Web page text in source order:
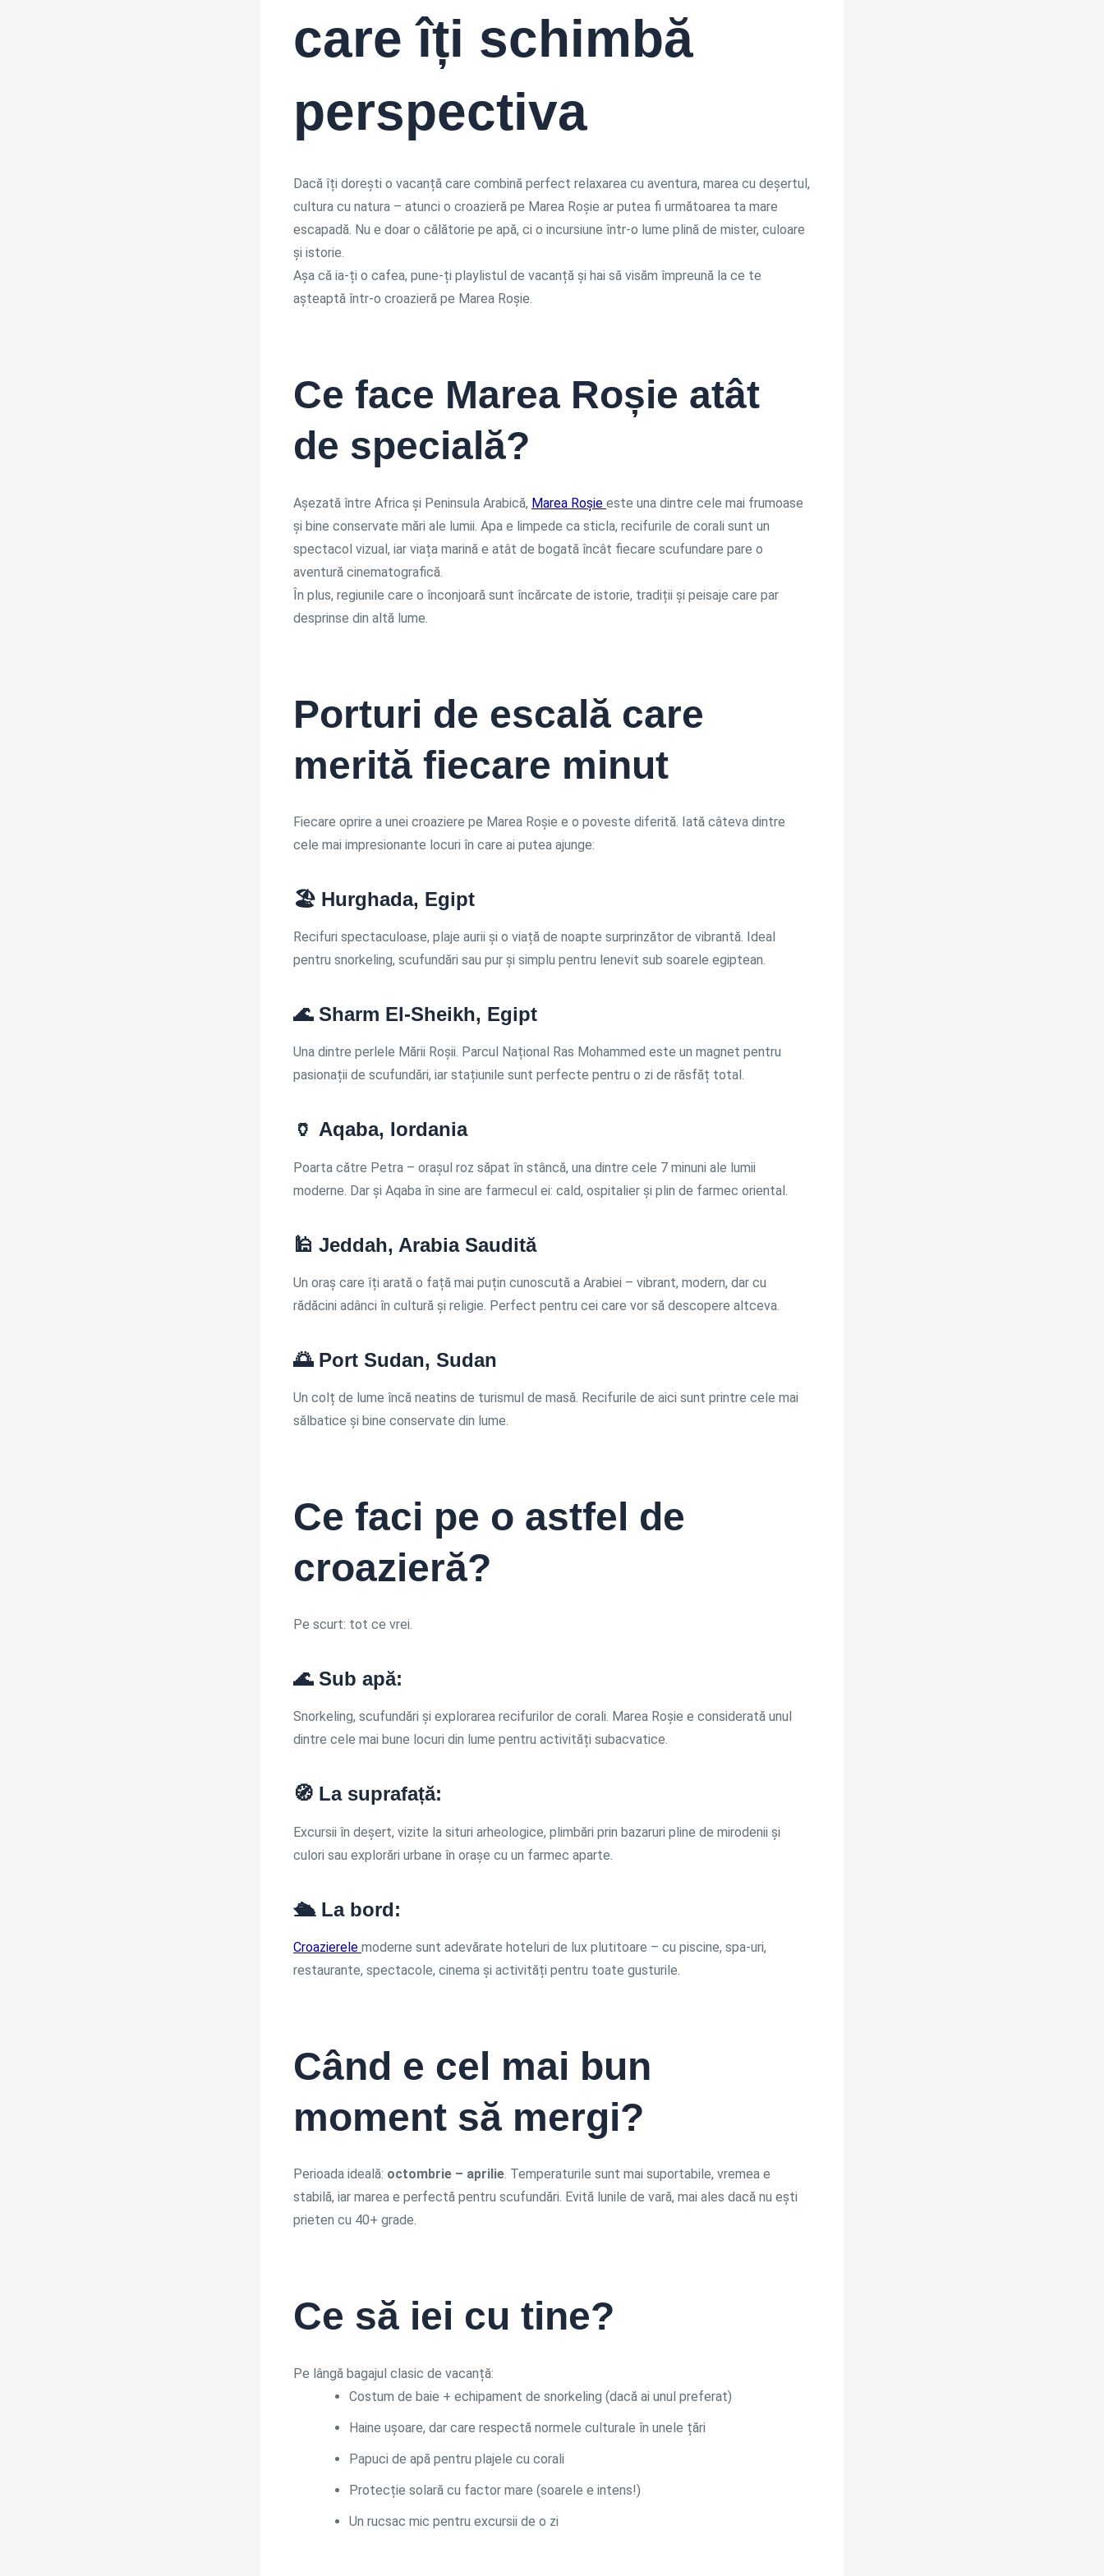
care îți schimbă
perspectiva
Dacă îți dorești o vacanță care combină perfect relaxarea cu aventura, marea cu deșertul,
cultura cu natura – atunci o croazieră pe Marea Roșie ar putea fi următoarea ta mare
escapadă. Nu e doar o călătorie pe apă, ci o incursiune într-o lume plină de mister, culoare
și istorie.
Așa că ia-ți o cafea, pune-ți playlistul de vacanță și hai să visăm împreună la ce te
așteaptă într-o croazieră pe Marea Roșie.
Ce face Marea Roșie atât
de specială?
Așezată între Africa și Peninsula Arabică, Marea Roșie este una dintre cele mai frumoase
și bine conservate mări ale lumii. Apa e limpede ca sticla, recifurile de corali sunt un
spectacol vizual, iar viața marină e atât de bogată încât fiecare scufundare pare o
aventură cinematografică.
În plus, regiunile care o înconjoară sunt încărcate de istorie, tradiții și peisaje care par
desprinse din altă lume.
Porturi de escală care
merită fiecare minut
Fiecare oprire a unei croaziere pe Marea Roșie e o poveste diferită. Iată câteva dintre
cele mai impresionante locuri în care ai putea ajunge:
🏖️ Hurghada, Egipt
Recifuri spectaculoase, plaje aurii și o viață de noapte surprinzător de vibrantă. Ideal
pentru snorkeling, scufundări sau pur și simplu pentru lenevit sub soarele egiptean.
🌊 Sharm El-Sheikh, Egipt
Una dintre perlele Mării Roșii. Parcul Național Ras Mohammed este un magnet pentru
pasionații de scufundări, iar stațiunile sunt perfecte pentru o zi de răsfăț total.
🏺 Aqaba, Iordania
Poarta către Petra – orașul roz săpat în stâncă, una dintre cele 7 minuni ale lumii
moderne. Dar și Aqaba în sine are farmecul ei: cald, ospitalier și plin de farmec oriental.
🕌 Jeddah, Arabia Saudită
Un oraș care îți arată o față mai puțin cunoscută a Arabiei – vibrant, modern, dar cu
rădăcini adânci în cultură și religie. Perfect pentru cei care vor să descopere altceva.
🌅 Port Sudan, Sudan
Un colț de lume încă neatins de turismul de masă. Recifurile de aici sunt printre cele mai
sălbatice și bine conservate din lume.
Ce faci pe o astfel de
croazieră?
Pe scurt: tot ce vrei.
🌊 Sub apă:
Snorkeling, scufundări și explorarea recifurilor de corali. Marea Roșie e considerată unul
dintre cele mai bune locuri din lume pentru activități subacvatice.
🧭 La suprafață:
Excursii în deșert, vizite la situri arheologice, plimbări prin bazaruri pline de mirodenii și
culori sau explorări urbane în orașe cu un farmec aparte.
🛳️ La bord:
Croazierele moderne sunt adevărate hoteluri de lux plutitoare – cu piscine, spa-uri,
restaurante, spectacole, cinema și activități pentru toate gusturile.
Când e cel mai bun
moment să mergi?
Perioada ideală: octombrie – aprilie. Temperaturile sunt mai suportabile, vremea e
stabilă, iar marea e perfectă pentru scufundări. Evită lunile de vară, mai ales dacă nu ești
prieten cu 40+ grade.
Ce să iei cu tine?
Pe lângă bagajul clasic de vacanță:
Costum de baie + echipament de snorkeling (dacă ai unul preferat)
Haine ușoare, dar care respectă normele culturale în unele țări
Papuci de apă pentru plajele cu corali
Protecție solară cu factor mare (soarele e intens!)
Un rucsac mic pentru excursii de o zi